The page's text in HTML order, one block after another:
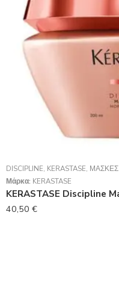
DISCIPLINE, KERASTASE, ΜΆΣΚΕΣ
Μάρκα: KERASTASE
40,50 €